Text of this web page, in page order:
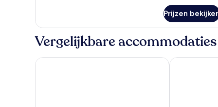
Prijzen
Vergelijkbare accommodaties
Best Western Grand Hotel Guinigi EXE Toscana